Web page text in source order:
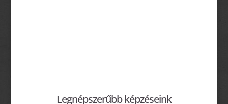
Legnépszerűbb képzéseink